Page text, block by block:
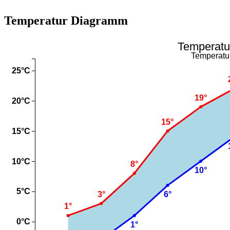
Temperatur Diagramm